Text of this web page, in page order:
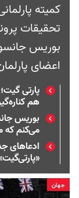
کمیته
تحقیقات
بوریس
اعضای
پارتی
هم
بوریس
می‌کنم که
ادعاهای
جهان